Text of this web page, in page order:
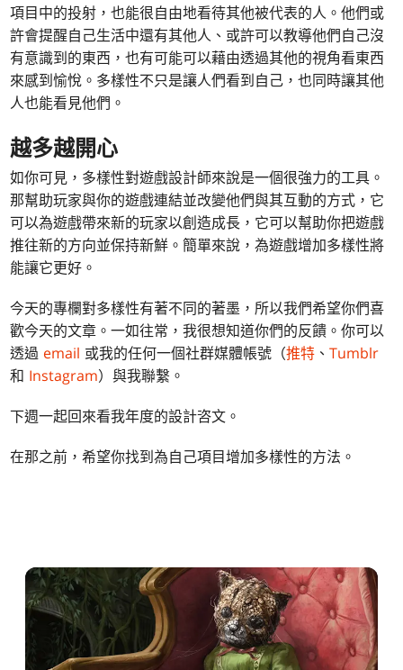
項目中的投射，也能很自由地看待其他被代表的人。他們或
許會提醒自己生活中還有其他人、或許可以教導他們自己沒
有意識到的東西，也有可能可以藉由透過其他的視角看東西
來感到愉悅。多樣性不只是讓人們看到自己，也同時讓其他
人也能看見他們。
越多越開心
如你可見，多樣性對遊戲設計師來說是一個很強力的工具。
那幫助玩家與你的遊戲連結並改變他們與其互動的方式，它
可以為遊戲帶來新的玩家以創造成長，它可以幫助你把遊戲
推往新的方向並保持新鮮。簡單來說，為遊戲增加多樣性將
能讓它更好。
今天的專欄對多樣性有著不同的著墨，所以我們希望你們喜
歡今天的文章。一如往常，我很想知道你們的反饋。你可以
透過 email 或我的任何一個社群媒體帳號（推特 、Tumblr
和 Instagram）與我聯繫。
下週一起回來看我年度的設計咨文。
在那之前，希望你找到為自己項目增加多樣性的方法。